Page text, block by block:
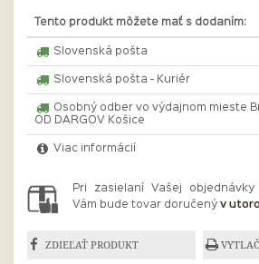
Tento produkt môžete mať s dodaním:
Slovenská pošta
Slovenská pošta - Kuriér
Osobný odber vo výdajnom mieste
OD DARGOV Košice
Viac informácií
Pri zasielaní Vašej
Vám bude tovar doručený v
ZDIEĽAŤ PRODUKT